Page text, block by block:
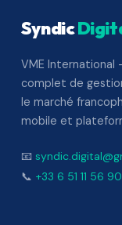
Syndic
VME International
complet de
le marché
mobile et
📧
📞 +33 6 51 11 56 90